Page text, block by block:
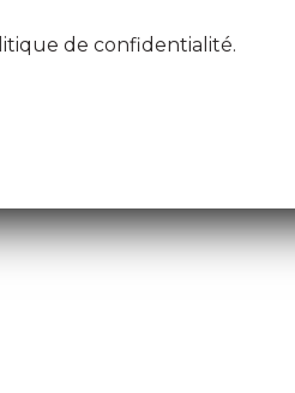
de confidentialité.